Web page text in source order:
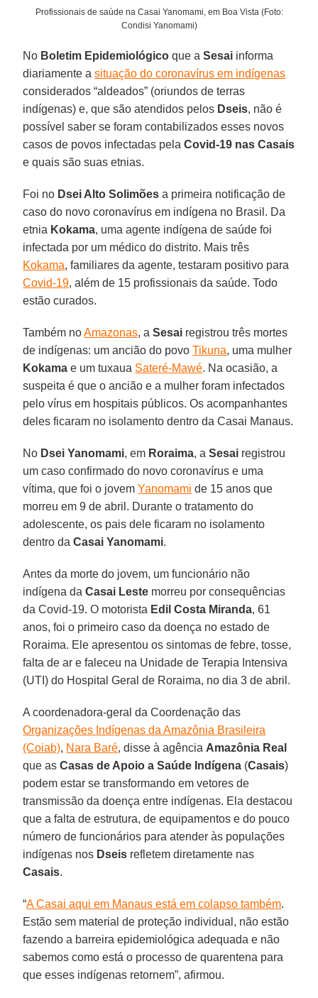
Profissionais de saúde na Casai Yanomami, em Boa Vista (Foto:
Condisi Yanomami)
No Boletim Epidemiológico que aSesai informa
diariamente asituação do coronavírus em indígenas
considerados “aldeados” (oriundos de terras
indígenas) e, que são atendidos pelos Dseis, não é
possível saber se foram contabilizados esses novos
casos de povos infectadas pelaCovid-19 nas Casais
e quais são suas etnias.
Foi no Dsei Alto Solimões a primeira notificação de
caso do novo coronavírus em indígena no Brasil. Da
etnia Kokama, uma agente indígena de saúde foi
infectada por um médico do distrito. Mais três
Kokama, familiares da agente, testaram positivo para
Covid-19, além de 15 profissionais da saúde. Todo
estão curados.
Também noAmazonas, aSesai registrou três mortes
de indígenas: um ancião do povoTikuna, uma mulher
Kokama e um tuxaua Sateré-Mawé. Na ocasião, a
suspeita é que o ancião e a mulher foram infectados
pelo vírus em hospitais públicos. Os acompanhantes
deles ficaram no isolamento dentro da Casai Manaus.
No Dsei Yanomami, em Roraima, aSesai registrou
um caso confirmado do novo coronavírus e uma
vítima, que foi o jovemYanomami de 15 anos que
morreu em 9 de abril. Durante o tratamento do
adolescente, os pais dele ficaram no isolamento
dentro daCasai Yanomami.
Antes da morte do jovem, um funcionário não
indígena daCasai Leste morreu por consequências
da Covid-19. O motorista Edil Costa Miranda, 61
anos, foi o primeiro caso da doença no estado de
Roraima. Ele apresentou os sintomas de febre, tosse,
falta de ar e faleceu na Unidade de Terapia Intensiva
(UTI) do Hospital Geral de Roraima, no dia 3 de abril.
A coordenadora-geral da Coordenação das
Organizações Indígenas da Amazônia Brasileira
(Coiab), Nara Baré, disse à agência Amazônia Real
que as Casas de Apoio a Saúde Indígena (Casais)
podem estar se transformando em vetores de
transmissão da doença entre indígenas. Ela destacou
que a falta de estrutura, de equipamentos e do pouco
número de funcionários para atender às populações
indígenas nos Dseis refletem diretamente nas
Casais.
“A Casai aqui em Manaus está em colapso também.
Estão sem material de proteção individual, não estão
fazendo a barreira epidemiológica adequada e não
sabemos como está o processo de quarentena para
que esses indígenas retornem”, afirmou.